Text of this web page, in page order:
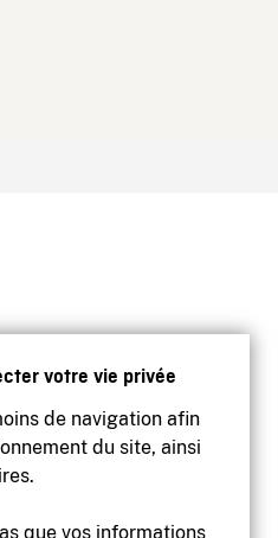
votre vie privée
de navigation afin
du site, ainsi
que vos informations